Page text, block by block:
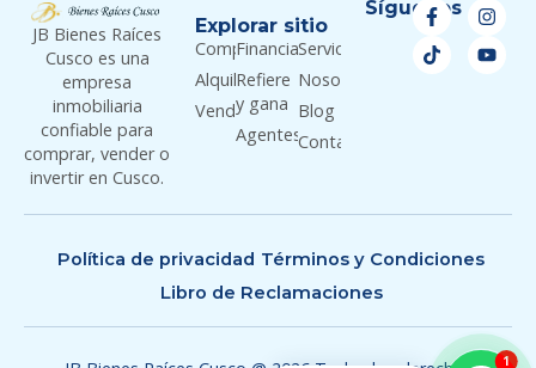
JB Bienes Raíces
Cusco es una
empresa
inmobiliaria
confiable para
comprar, vender o
invertir en Cusco.
Explorar sitio
Comprar
Alquilar
Vender
Financiamiento
Refiere
y gana
Agentes
Servicios
Nosotros
Blog
Contacto
Síguenos
Política de privacidad Términos y Condiciones
Libro de Reclamaciones